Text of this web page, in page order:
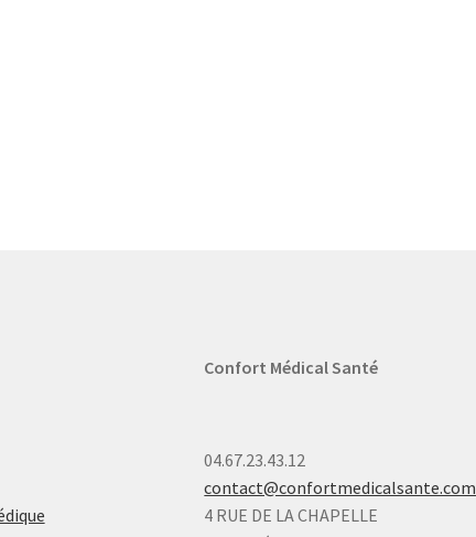
Confort Médical Santé
04.67.23.43.12
contact@confortmedicalsante.com
4 RUE DE LA CHAPELLE